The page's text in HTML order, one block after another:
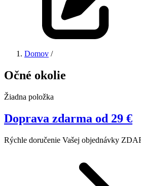
Domov /
Očné okolie
Žiadna položka
Doprava zdarma od 29 €
Rýchle doručenie Vašej objednávky